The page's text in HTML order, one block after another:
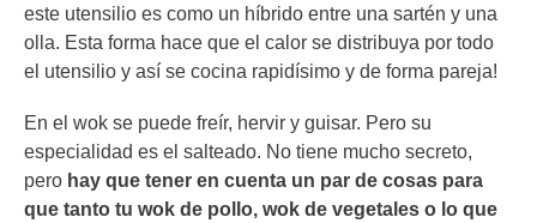
este utensilio es como un híbrido entre una sartén y una
olla. Esta forma hace que el calor se distribuya por todo
el utensilio y así se cocina rapidísimo y de forma pareja!
En el wok se puede freír, hervir y guisar. Pero su
especialidad es el salteado. No tiene mucho secreto,
pero hay que tener en cuenta un par de cosas para
que tanto tu wok de pollo, wok de vegetales o lo que